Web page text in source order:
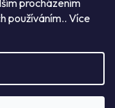
procházením
používáním.. Více